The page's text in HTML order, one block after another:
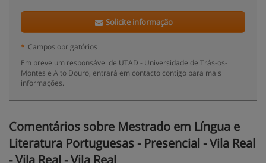
Solicite informação
* Campos obrigatórios
Em breve um responsável de UTAD - Universidade de Trás-os-
Montes e Alto Douro, entrará em contacto contigo para mais
informações.
Comentários sobre Mestrado em Língua e
Literatura Portuguesas - Presencial - Vila Real
- Vila Real - Vila Real